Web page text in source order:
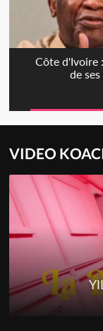
Côte d'Ivoire
de
VIDEO